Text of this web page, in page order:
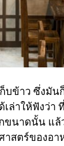
บข้าว ซึ่งมั
เล่าให้ฟังว่า
นาดนั้น แล้
ศาสตร์ของ